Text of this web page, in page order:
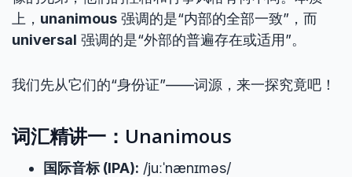
上， unanimous 强调的是“内部的全部一致”，而
universal 强调的是“外部的普遍存在或适用”。
我们先从它们的“身份证”——词源，来一探究竟吧！
词汇精讲一：Unanimous
国际音标 (IPA): /juːˈnænɪməs/